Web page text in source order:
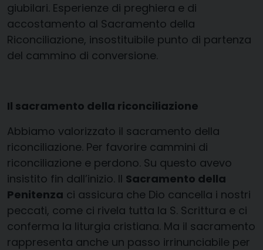
giubilari. Esperienze di preghiera e di
accostamento al Sacramento della
Riconciliazione, insostituibile punto di partenza
del cammino di conversione.
Il sacramento della riconciliazione
Abbiamo valorizzato il sacramento della
riconciliazione. Per favorire cammini di
riconciliazione e perdono. Su questo avevo
insistito fin dall’inizio. Il Sacramento della
Penitenza ci assicura che Dio cancella i nostri
peccati, come ci rivela tutta la S. Scrittura e ci
conferma la liturgia cristiana. Ma il sacramento
rappresenta anche un passo irrinunciabile per